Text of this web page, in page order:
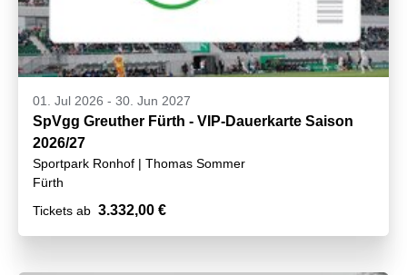
01. Jul 2026 - 30. Jun 2027
SpVgg Greuther Fürth - VIP-Dauerkarte Saison
2026/27
Sportpark Ronhof | Thomas Sommer
Fürth
Tickets ab 3.332,00 €